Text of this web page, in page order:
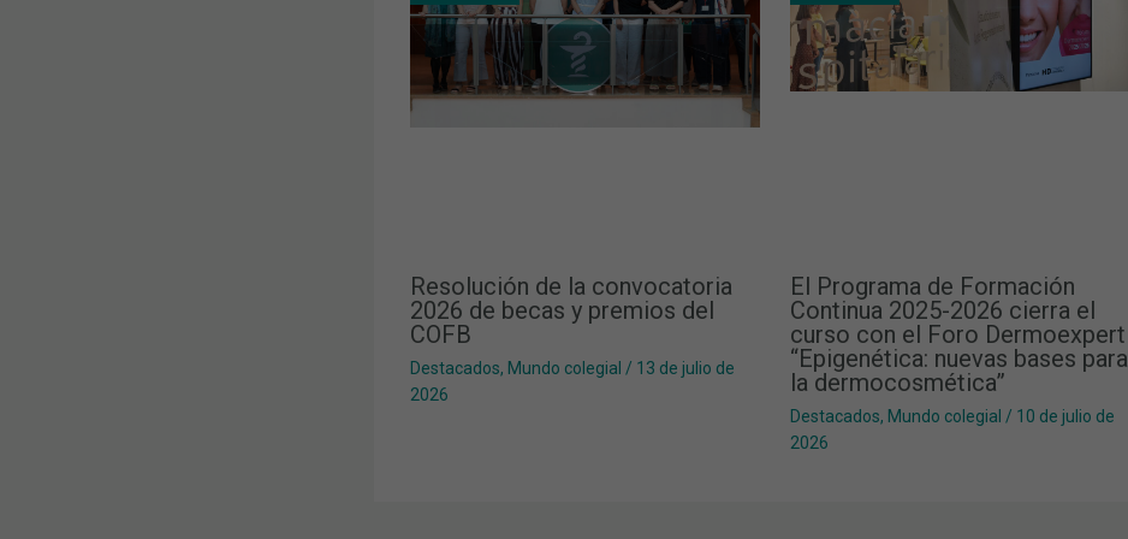
Resolución de la convocatoria
2026 de becas y premios del
COFB
Destacados, Mundo colegial / 13 de julio de
2026
El Programa de Formación
Continua 2025-2026 cierra el
curso con el Foro Dermoexpert
“Epigenética: nuevas bases para
la dermocosmética”
Destacados, Mundo colegial / 10 de julio de
2026